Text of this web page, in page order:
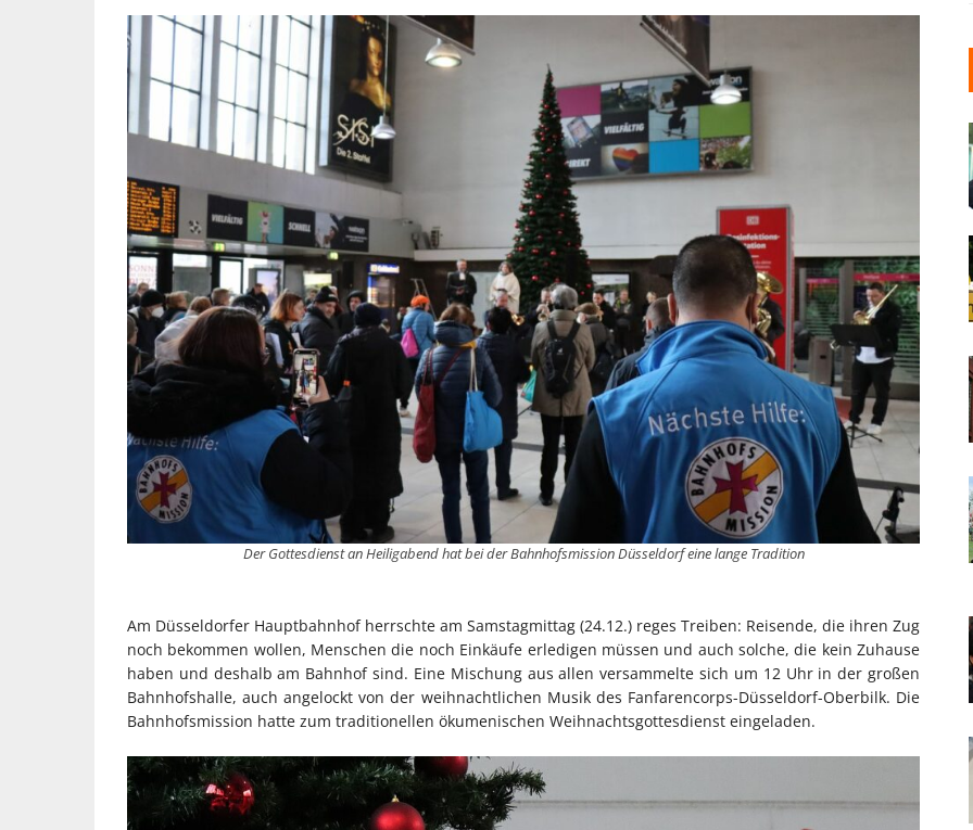
Der Gottesdienst an Heiligabend hat bei der Bahnhofsmission Düsseldorf eine lange Tradition
Am Düsseldorfer Hauptbahnhof herrschte am Samstagmittag (24.12.) reges Treiben: Reisende, die ihren Zug
noch bekommen wollen, Menschen die noch Einkäufe erledigen müssen und auch solche, die kein Zuhause
haben und deshalb am Bahnhof sind. Eine Mischung aus allen versammelte sich um 12 Uhr in der großen
Bahnhofshalle, auch angelockt von der weihnachtlichen Musik des Fanfarencorps-Düsseldorf-Oberbilk. Die
Bahnhofsmission hatte zum traditionellen ökumenischen Weihnachtsgottesdienst eingeladen.